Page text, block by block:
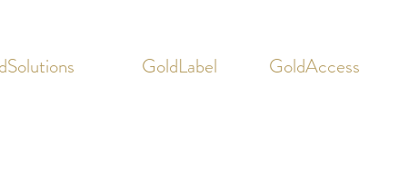
GoldLabel GoldAccess